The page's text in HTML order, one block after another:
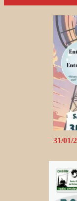
31/01/